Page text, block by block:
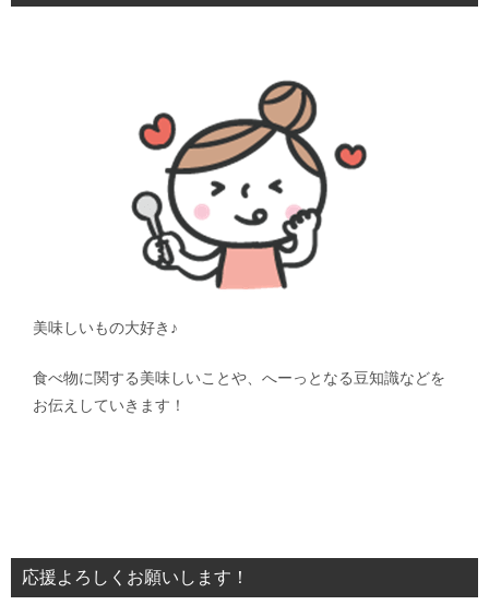
美味しいもの大好き♪
食べ物に関する美味しいことや、へーっとなる豆知識などを
お伝えしていきます！
応援よろしくお願いします！